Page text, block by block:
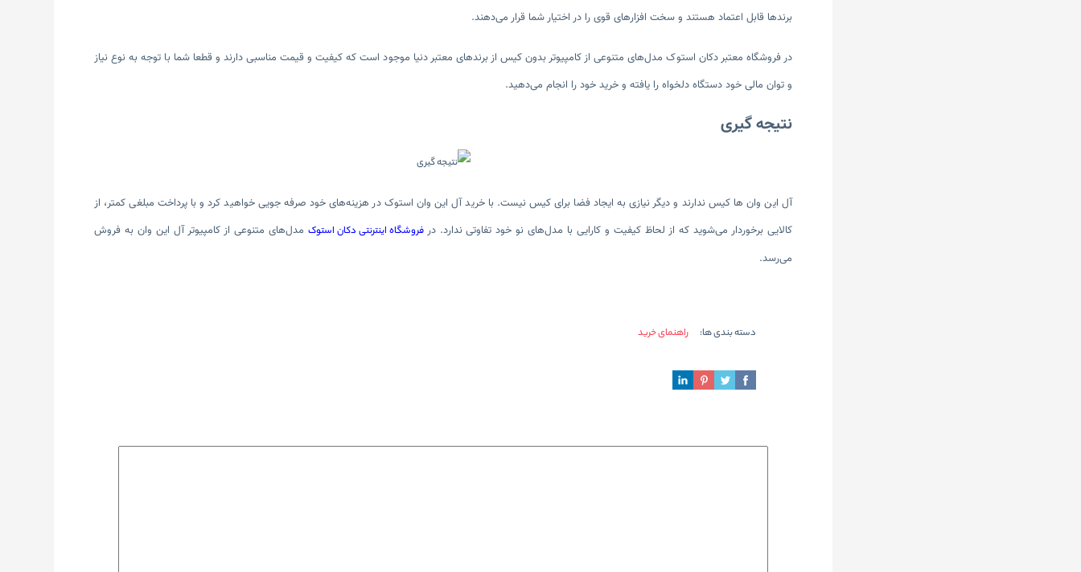
برندها قابل اعتماد هستند و سخت افزارهای قوی را در اختیار شما قرار می‌دهند.
در فروشگاه معتبر دکان استوک مدل‌های متنوعی از کامپیوتر بدون کیس از برندهای معتبر دنیا موجود است که کیفیت و قیمت مناسبی دارند و قطعا شما با توجه به نوع نیاز
و توان مالی خود دستگاه دلخواه را یافته و خرید خود را انجام می‌دهید.
نتیجه گیری
آل این وان ها کیس ندارند و دیگر نیازی به ایجاد فضا برای کیس نیست. با خرید آل این وان استوک در هزینه‌های خود صرفه جویی خواهید کرد و با پرداخت مبلغی کمتر، از
کالایی برخوردار می‌شوید که از لحاظ کیفیت و کارایی با مدل‌های نو خود تفاوتی ندارد. درفروشگاه اینترنتی دکان استوک مدل‌های متنوعی از کامپیوتر آل این وان به فروش
می‌رسد.
دسته بندی ها: راهنمای خرید